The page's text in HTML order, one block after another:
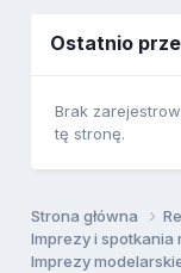
Ostatnio
Brak
tę stronę.
Strona główna
Imprezy i spotkania
Imprezy